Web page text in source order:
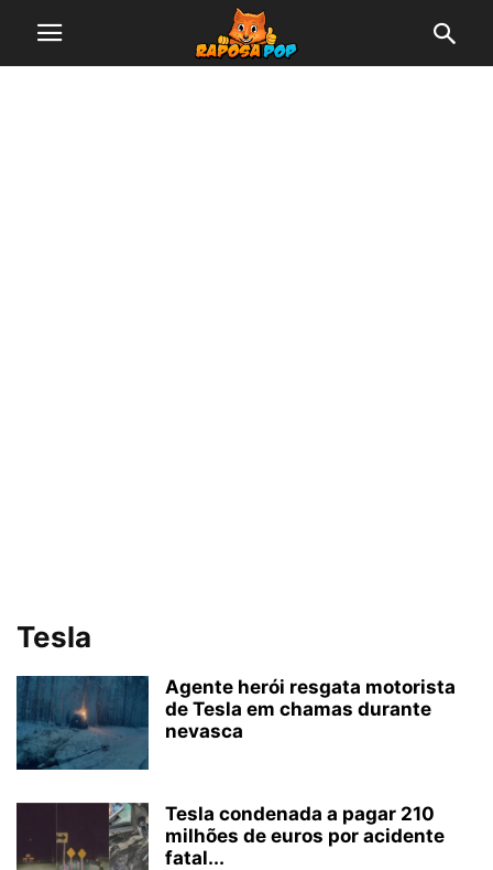
Tesla
Agente herói resgata motorista
de Tesla em chamas durante
nevasca
Tesla condenada a pagar 210
milhões de euros por acidente
fatal...